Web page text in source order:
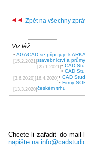
Zpět na všechny
Viz též:
• AGACAD se připojuje k
stavebnictví a
[15.2.2021]
• CAD
[25.1.2021]
• CAD
[3.6.2020] • CAD
[16.4.2020]
• Firmy
českém trhu
[13.3.2020]
Chcete-li zařadit do
napište na